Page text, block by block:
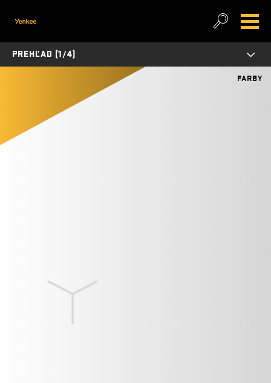
FARBY
PREHĽAD (1/4)